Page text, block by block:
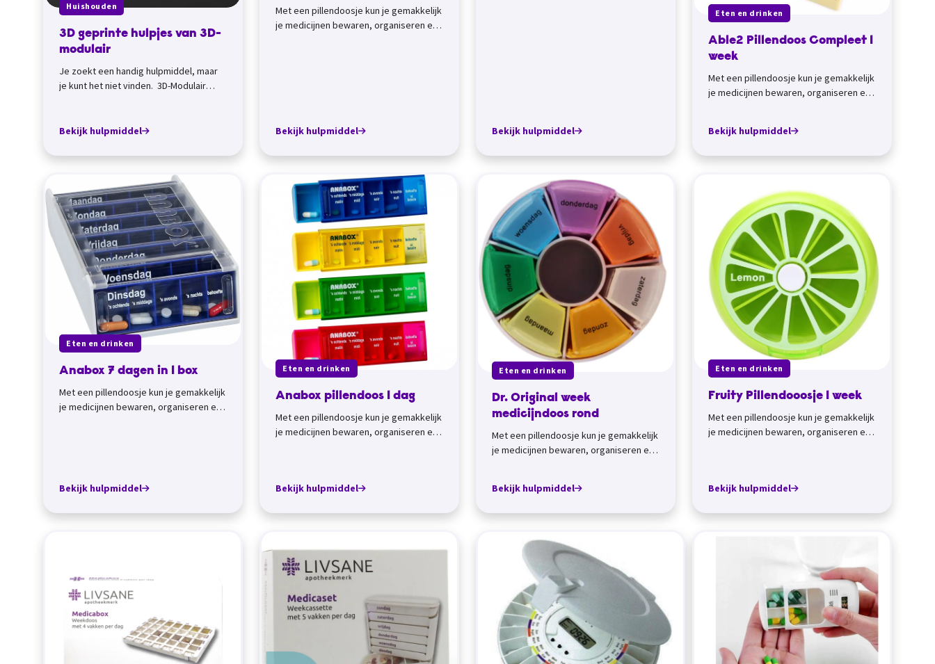
Huishouden
3D geprinte hulpjes van 3D-
modulair
Je zoekt een handig hulpmiddel, maar
je kunt het niet vinden. 3D-Modulair
Bekijk hulpmiddel
Met een pillendoosje kun je gemakkelijk
je medicijnen bewaren, organiseren en
Bekijk hulpmiddel Bekijk hulpmiddel
Eten en drinken
Able2 Pillendoos Compleet 1
week
Met een pillendoosje kun je gemakkelijk
je medicijnen bewaren, organiseren en
Bekijk hulpmiddel
Eten en drinken
Anabox 7 dagen in 1 box
Met een pillendoosje kun je gemakkelijk
je medicijnen bewaren, organiseren en
Bekijk hulpmiddel
Eten en drinken
Anabox pillendoos 1 dag
Met een pillendoosje kun je gemakkelijk
je medicijnen bewaren, organiseren en
Bekijk hulpmiddel
Eten en drinken
Dr. Original week
medicijndoos rond
Met een pillendoosje kun je gemakkelijk
je medicijnen bewaren, organiseren en
Bekijk hulpmiddel
Eten en drinken
Fruity Pillendooosje 1 week
Met een pillendoosje kun je gemakkelijk
je medicijnen bewaren, organiseren en
Bekijk hulpmiddel